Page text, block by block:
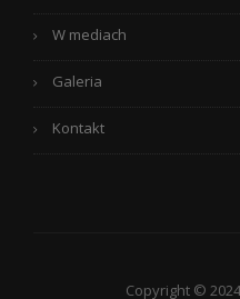
W mediach
Galeria
Kontakt
Copyright ©